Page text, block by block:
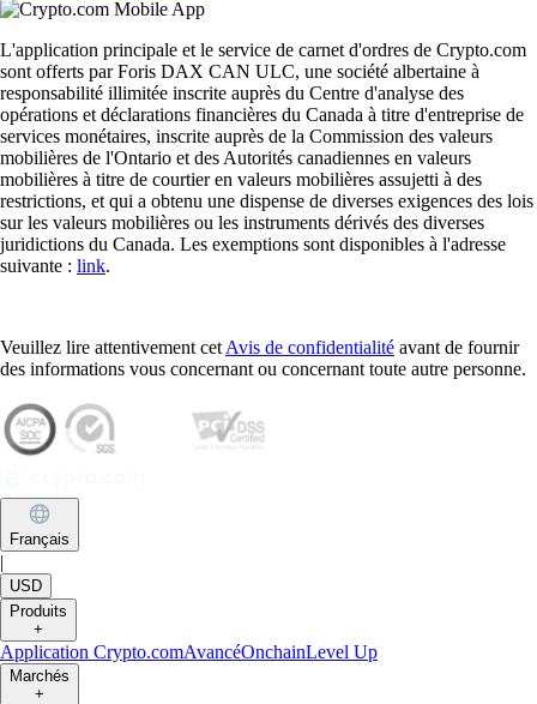
L'application principale et le service de carnet d'ordres de Crypto.com
sont offerts par Foris DAX CAN ULC, une société albertaine à
responsabilité illimitée inscrite auprès du Centre d'analyse des
opérations et déclarations financières du Canada à titre d'entreprise de
services monétaires, inscrite auprès de la Commission des valeurs
mobilières de l'Ontario et des Autorités canadiennes en valeurs
mobilières à titre de courtier en valeurs mobilières assujetti à des
restrictions, et qui a obtenu une dispense de diverses exigences des lois
sur les valeurs mobilières ou les instruments dérivés des diverses
juridictions du Canada. Les exemptions sont disponibles à l'adresse
suivante : link.
Veuillez lire attentivement cet Avis de confidentialité avant de fournir
des informations vous concernant ou concernant toute autre personne.
Français
|
USD
Produits
+
Application Crypto.comAvancéOnchainLevel Up
Marchés
+